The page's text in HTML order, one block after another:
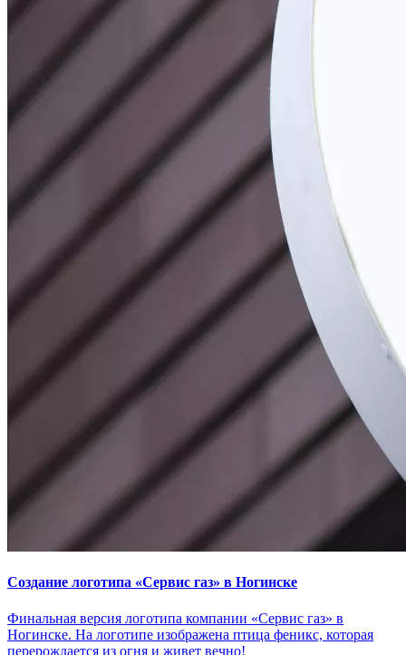
Создание логотипа «Сервис газ» в Ногинске
Финальная версия логотипа компании «Сервис газ» в
Ногинске. На логотипе изображена птица феникс, которая
перерождается из огня и живет вечно!